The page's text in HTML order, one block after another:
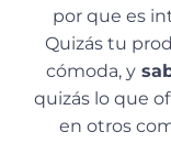
por que es
Quizás tu
cómoda, y
quizás lo que
en otros